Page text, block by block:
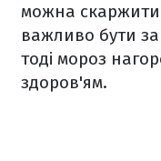
можна
важливо бути
тоді мороз
здоров'ям.